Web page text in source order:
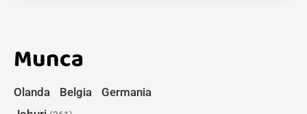
Munca
Olanda Belgia
Germania